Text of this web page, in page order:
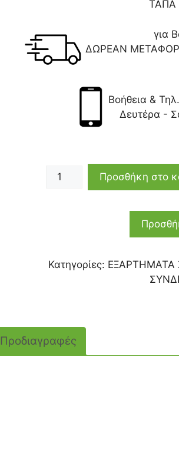
ΤΑΠΑ
για
ΔΩΡΕΑΝ
Βοήθεια &
Δευτέρα -
Προσθήκη στο
Κατηγορίες: ΕΞΑΡΤΗΜΑΤΑ
Προδιαγραφές